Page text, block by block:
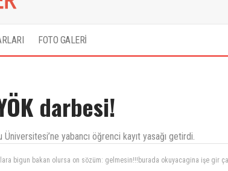
FOTO GALERİ
darbesi!
yabancı öğrenci kayıt yasağı getirdi.
selam batmaya devam paşamın mükemmel 100 metreci olur yakında